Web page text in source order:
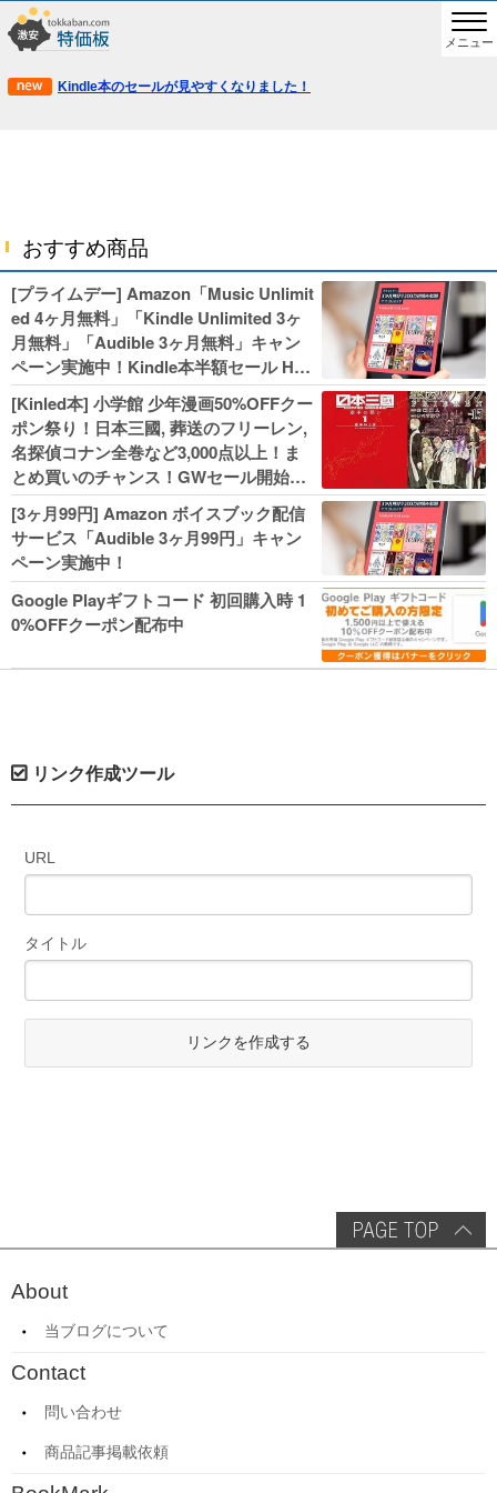
メニュー
Kindle本のセールが見やすくなりました！
おすすめ商品
[プライムデー] Amazon「Music Unlimit
ed 4ヶ月無料」「Kindle Unlimited 3ヶ
月無料」「Audible 3ヶ月無料」キャン
ペーン実施中！Kindle本半額セール HU
NTER×HUNTERなど集英社、無職転生,
幼女戦記などKADOKAWA、キャプテン
翼100円セールも！
[Kinled本] 小学館 少年漫画50%OFFクー
ポン祭り！日本三國, 葬送のフリーレン,
名探偵コナン全巻など3,000点以上！ま
とめ買いのチャンス！GWセール開始！
人気コミック多数 カドカワ祭やIT関連本
がセールに！
[3ヶ月99円] Amazon ボイスブック配信
サービス「Audible 3ヶ月99円」キャン
ペーン実施中！
Google Playギフトコード 初回購入時 1
0%OFFクーポン配布中
リンク作成ツール
URL
タイトル
リンクを作成する
About
当ブログについて
Contact
問い合わせ
商品記事掲載依頼